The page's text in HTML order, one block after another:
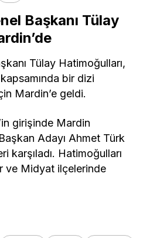
Başkanı Tülay
Tülay Hatimoğulları,
bir dizi
Mardin’e geldi.
girişinde Mardin
Adayı Ahmet Türk
karşıladı. Hatimoğulları
ve Midyat ilçelerinde